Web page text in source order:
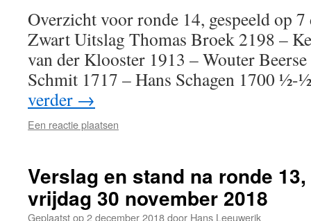
Overzicht voor ronde 14, gespeeld op
Zwart Uitslag Thomas Broek 2198 –
van der Klooster 1913 – Wouter
Schmit 1717 – Hans Schagen 1700
verder →
Een reactie plaatsen
Verslag en stand na ronde
vrijdag 30 november 2018
Geplaatst op2 december 2018door Hans Leeuwerik